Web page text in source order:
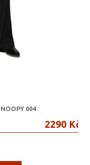
004
2290 Kč